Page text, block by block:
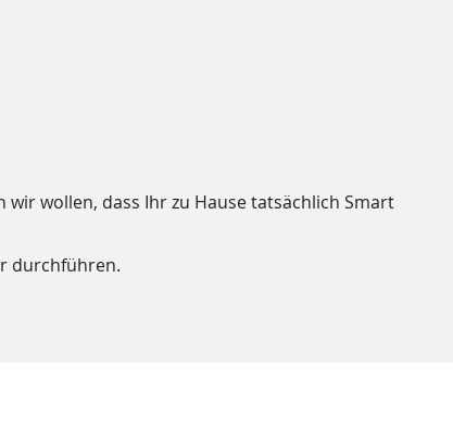
wollen, dass Ihr zu Hause tatsächlich Smart
durchführen.